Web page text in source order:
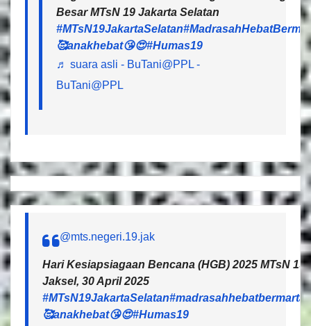
Besar MTsN 19 Jakarta Selatan
#MTsN19JakartaSelatan
🥰anakhebat😘😍#Humas19
♬ suara asli - BuTani@PPL -
BuTani@PPL
@mts.negeri.19.jak
Hari Kesiapsiagaan Bencana (HGB) 2025 MTsN
Jaksel, 30 April 2025
#MTsN19JakartaSelatan
🥰anakhebat😘😍#Humas19